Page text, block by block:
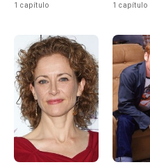
1 capítulo
1 capítulo